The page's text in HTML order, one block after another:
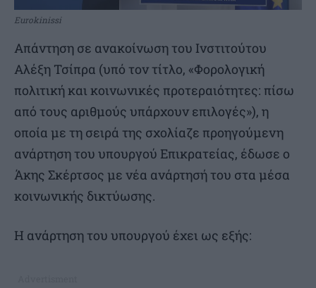
Eurokinissi
Απάντηση σε ανακοίνωση του Ινστιτούτου
Αλέξη Τσίπρα (υπό τον τίτλο, «Φορολογική
πολιτική και κοινωνικές προτεραιότητες: πίσω
από τους αριθμούς υπάρχουν επιλογές»), η
οποία με τη σειρά της σχολίαζε προηγούμενη
ανάρτηση του υπουργού Επικρατείας, έδωσε ο
Άκης Σκέρτσος με νέα ανάρτησή του στα μέσα
κοινωνικής δικτύωσης.
Η ανάρτηση του υπουργού έχει ως εξής: